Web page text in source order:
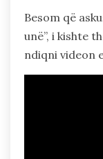
Besom që
unë”, i kishte
ndiqni videon